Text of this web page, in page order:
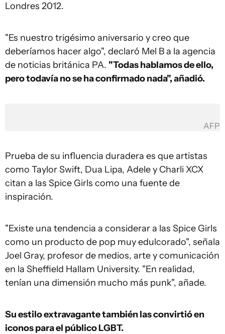
Londres 2012.
"Es nuestro trigésimo aniversario y creo que
deberíamos hacer algo", declaró Mel B a la agencia
de noticias británica PA. "Todas hablamos de ello,
pero todavía no se ha confirmado nada", añadió.
AFP
Prueba de su influencia duradera es que artistas
como Taylor Swift, Dua Lipa, Adele y Charli XCX
citan a las Spice Girls como una fuente de
inspiración.
"Existe una tendencia a considerar a las Spice Girls
como un producto de pop muy edulcorado", señala
Joel Gray, profesor de medios, arte y comunicación
en la Sheffield Hallam University. "En realidad,
tenían una dimensión mucho más punk", añade.
Su estilo extravagante también las convirtió en
iconos para el público LGBT.